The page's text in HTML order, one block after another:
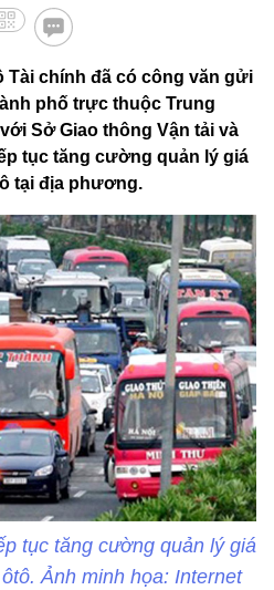
Tài chính đã có công văn gửi
phố trực thuộc Trung
Sở Giao thông Vận tải và
tục tăng cường quản lý giá
tại địa phương.
tục tăng cường quản lý giá
Ảnh minh họa: Internet